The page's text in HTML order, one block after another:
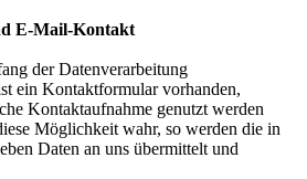
E-Mail-Kontakt
der Datenverarbeitung
ein Kontaktformular vorhanden,
Kontaktaufnahme genutzt werden
Möglichkeit wahr, so werden die in
Daten an uns übermittelt und